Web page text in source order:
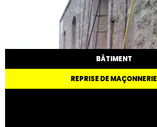
BÂTIMENT
REPRISE DE MAÇONNERIE